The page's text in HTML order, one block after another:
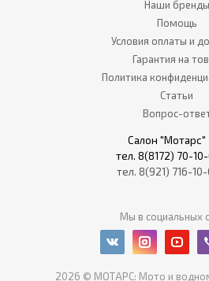
Наши бренды
Помощь
Условия оплаты и
Гарантия на
Политика
Статьи
Вопрос-
Салон "Мотарс"
тел. 8(8172) 70-10-
тел. 8(921) 716-10-
Мы в социальных
2026 © МОТАРС: Мото и